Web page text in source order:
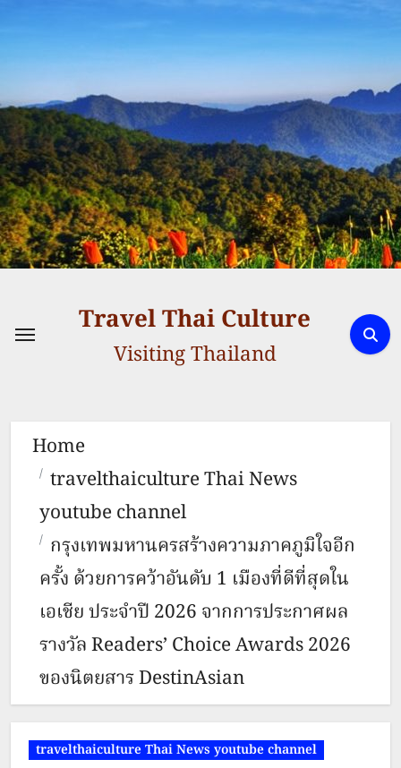
content
Travel Thai Culture
Visiting Thailand
Home
travelthaiculture Thai News
youtube channel
กรุงเทพมหานครสร้างความภาคภูมิใจอีก
ครั้ง ด้วยการคว้าอันดับ 1 เมืองที่ดีที่สุดใน
เอเชีย ประจำปี 2026 จากการประกาศผล
รางวัล Readers’ Choice Awards 2026
ของนิตยสาร DestinAsian
travelthaiculture Thai News youtube channel